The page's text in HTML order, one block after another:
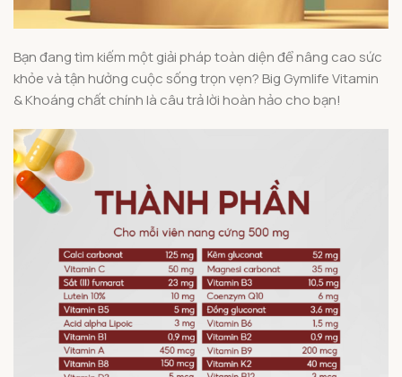
Bạn đang tìm kiếm một giải pháp toàn diện để nâng cao sức
khỏe và tận hưởng cuộc sống trọn vẹn? Big Gymlife Vitamin
& Khoáng chất chính là câu trả lời hoàn hảo cho bạn!